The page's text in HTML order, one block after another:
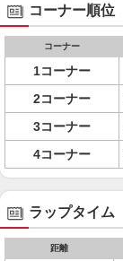
コーナー順位
コーナー
1コーナー
2コーナー
3コーナー
4コーナー
ラップタイム
距離